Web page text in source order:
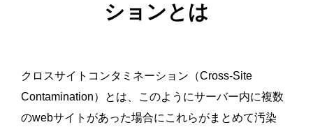
ションとは
クロスサイトコンタミネーション（Cross-Site
Contamination）とは、このようにサーバー内に複数
のwebサイトがあった場合にこれらがまとめて汚染